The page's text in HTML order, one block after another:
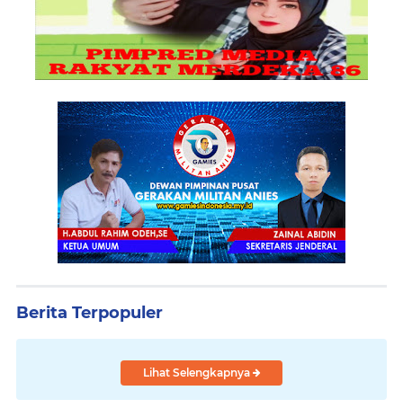
Berita Terpopuler
Lihat Selengkapnya